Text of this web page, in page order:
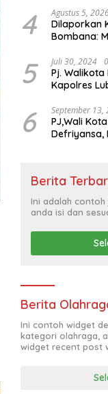
Presiden RI
4 Agustus 5,
Dilaporkan
Bombana:
Jawab”.
5 Juli 30, 2024
Pj.
Kapolres
Hajatan
6 September 13,
PJ,Wali
Defriyansa,
Berita
Ini adalah contoh
anda isi dan
Berita
Ini contoh widget
kategori olahraga,
widget recent post